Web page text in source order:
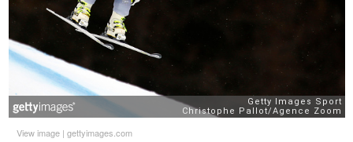
View image| gettyimages.com